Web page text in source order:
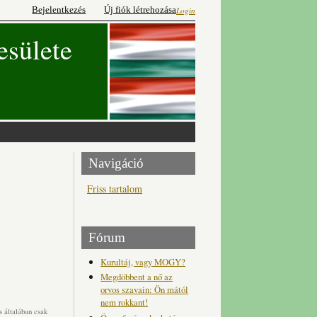
Login
Bejelentkezés Új fiók létrehozása
általában csak
Navigáció
Friss tartalom
Fórum
Kurultáj, vagy MOGY?
Megdöbbent a nő az
orvos szavain: Ön mától
nem rokkant!